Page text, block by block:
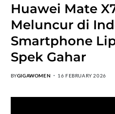
Huawei Mate
Meluncur di
Smartphone
Spek Gahar
BYGIGAWOMEN 16 FEBRUARY 2026